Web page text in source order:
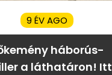
9 ÉV AGO
háborús-
a láthatáron! Itt